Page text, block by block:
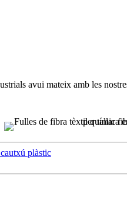
avui mateix amb les
plàstic